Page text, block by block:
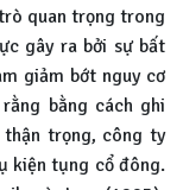
quan trọng trong
gây ra bởi sự bất
giảm bớt nguy cơ
bằng cách ghi
thận trọng, công ty
kiện tụng cổ đông.